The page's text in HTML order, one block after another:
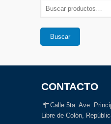
Buscar
CONTACTO
Calle 5ta. Ave.
Libre de Colón,